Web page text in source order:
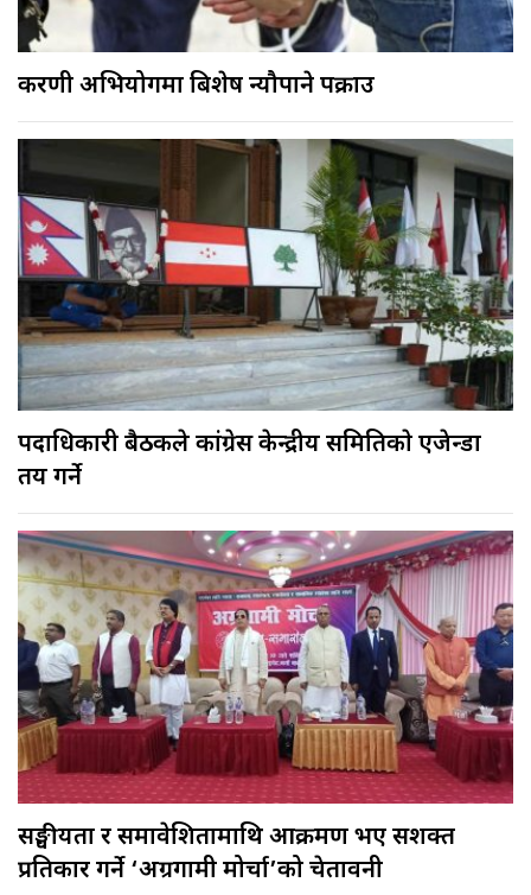
करणी अभियोगमा बिशेष न्यौपाने पक्राउ
पदाधिकारी बैठकले कांग्रेस केन्द्रीय समितिकाे एजेन्डा
तय गर्ने
सङ्घीयता र समावेशितामाथि आक्रमण भए सशक्त
प्रतिकार गर्ने ‘अग्रगामी मोर्चा’को चेतावनी